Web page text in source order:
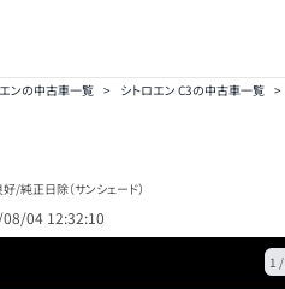
ンの中古車一覧 > シトロエン C3の中古車一覧 >
純正日除（サンシェード）
04 12:32:10
1 /